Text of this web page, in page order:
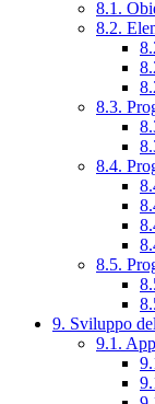
8.1.
8.2.
8.3.
8.4.
8.5.
9. Sviluppo
9.1.